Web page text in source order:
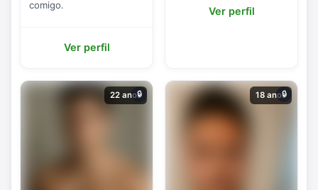
comigo.
Ver perfil
Ver perfil
22 anos
🔒 18 anos
🔒